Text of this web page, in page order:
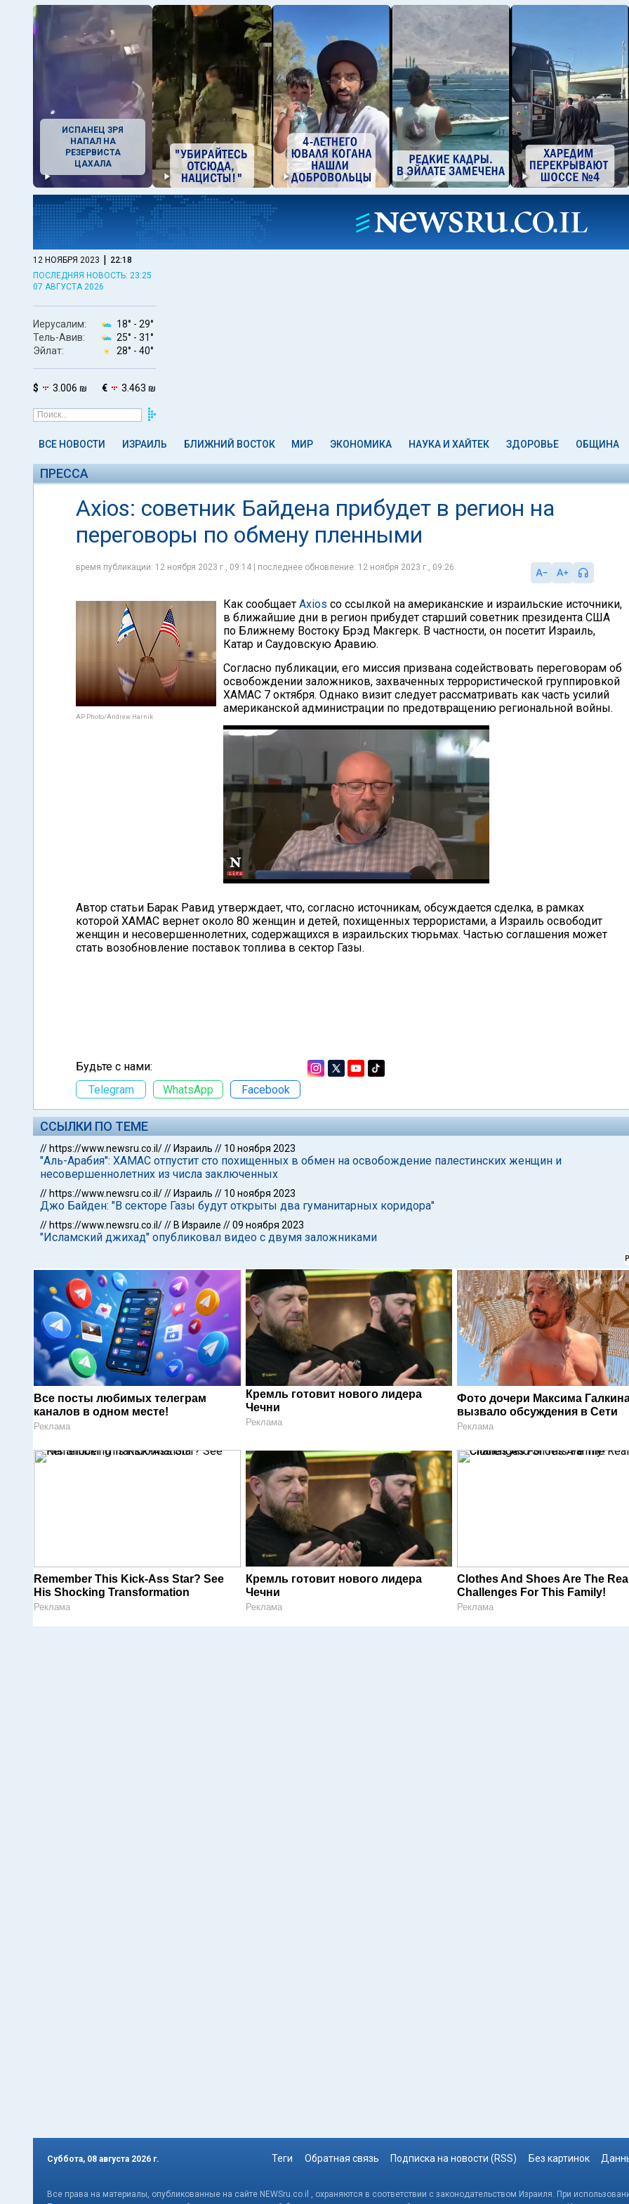
ИСПАНЕЦ ЗРЯ
НАПАЛ НА
РЕЗЕРВИСТА
ЦАХАЛА
12 НОЯБРЯ 2023 | 22:18
ПОСЛЕДНЯЯ НОВОСТЬ: 23:25
07 АВГУСТА 2026
Иерусалим: 18° - 29°
Тель-Авив:
25° - 31°
Эйлат:
28° - 40°
$ 3.006 ₪ € 3.463 ₪
ВСЕ НОВОСТИ ИЗРАИЛЬ БЛИЖНИЙ ВОСТОК МИР ЭКОНОМИКА НАУКА И ХАЙТЕК ЗДОРОВЬЕ ОБЩИНА
ПРЕССА
Axios: советник Байдена прибудет в регион на
переговоры по обмену пленными
время публикации: 12 ноября 2023 г., 09:14 | последнее обновление: 12 ноября 2023 г., 09:26
AP Photo/Andrew Harnik
Как сообщает Axios со ссылкой на американские и израильские источники,
в ближайшие дни в регион прибудет старший советник президента США
по Ближнему Востоку Брэд Макгерк. В частности, он посетит Израиль,
Катар и Саудовскую Аравию.
Согласно публикации, его миссия призвана содействовать переговорам об
освобождении заложников, захваченных террористической группировкой
ХАМАС 7 октября. Однако визит следует рассматривать как часть усилий
американской администрации по предотвращению региональной войны.
Автор статьи Барак Равид утверждает, что, согласно источникам, обсуждается сделка, в рамках
которой ХАМАС вернет около 80 женщин и детей, похищенных террористами, а Израиль освободит
женщин и несовершеннолетних, содержащихся в израильских тюрьмах. Частью соглашения может
стать возобновление поставок топлива в сектор Газы.
Будьте с нами:
Telegram
WhatsApp Facebook
ССЫЛКИ ПО ТЕМЕ
// https://www.newsru.co.il/// Израиль // 10 ноября 2023
"Аль-Арабия": ХАМАС отпустит сто похищенных в обмен на освобождение палестинских женщин и
несовершеннолетних из числа заключенных
// https://www.newsru.co.il/// Израиль // 10 ноября 2023
Джо Байден: "В секторе Газы будут открыты два гуманитарных коридора"
// https://www.newsru.co.il/// В Израиле //09 ноября 2023
"Исламский джихад" опубликовал видео с двумя заложниками
Все посты любимых телеграм
каналов в одном месте!
Реклама
Кремль готовит нового лидера
Чечни
Реклама
Фото дочери Максима
вызвало обсуждения в Сети
Реклама
Remember This Kick-Ass Star? See
His Shocking Transformation
Реклама
Кремль готовит нового лидера
Чечни
Реклама
Clothes And Shoes Are The
Challenges For This Family!
Реклама
Суббота, 08 августа 2026 г. Теги Обратная связь Подписка на новости (RSS) Без картинок
Все права на материалы, опубликованные на сайте NEWSru.co.il , охраняются в соответствии с законодательством Израиля. При